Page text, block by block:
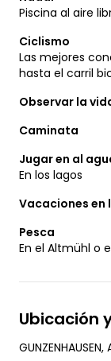
Piscina al aire
Ciclismo
Las mejores
hasta el carril
Observar la
Caminata
Jugar en al
En los lagos
Vacaciones en
Pesca
En el Altmühl o
Ubicación
GUNZENHAUSEN,